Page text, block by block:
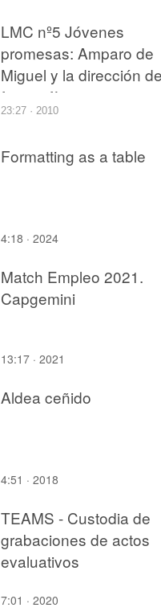
LMC nº5 Jóvenes
promesas: Amparo de
Miguel y la dirección
fotografía
23:27 · 2010
Formatting as a table
4:18 · 2024
Match Empleo 2021.
Capgemini
13:17 · 2021
Aldea ceñido
4:51 · 2018
TEAMS - Custodia de
grabaciones de actos
evaluativos
7:01 · 2020